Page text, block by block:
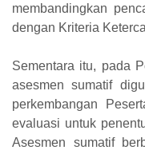
membandingkan
dengan Kriteria
Sementara itu, pada
asesmen sumatif
perkembangan
evaluasi untuk
Asesmen sumatif